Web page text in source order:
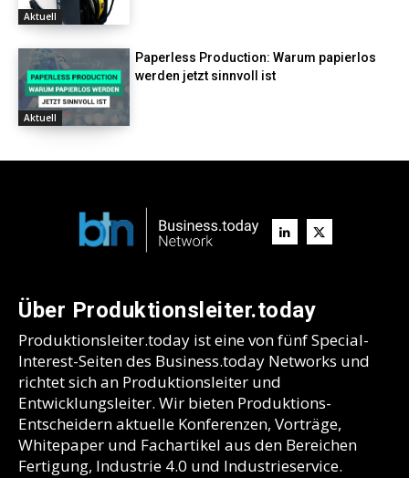
Aktuell
Aktuell
Paperless Production: Warum papierlos
werden jetzt sinnvoll ist
Über Produktionsleiter.today
Produktionsleiter.today ist eine von fünf Special-
Interest-Seiten des Business.today Networks und
richtet sich an Produktionsleiter und
Entwicklungsleiter. Wir bieten Produktions-
Entscheidern aktuelle Konferenzen, Vorträge,
Whitepaper und Fachartikel aus den Bereichen
Fertigung, Industrie 4.0 und Industrieservice.